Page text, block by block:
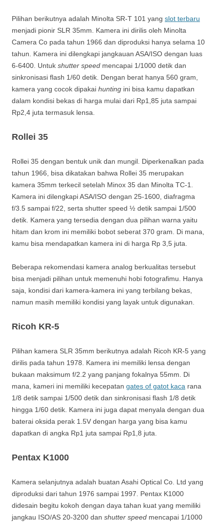
Pilihan berikutnya adalah Minolta SR-T 101 yang slot terbaru
menjadi pionir SLR 35mm. Kamera ini dirilis oleh Minolta
Camera Co pada tahun 1966 dan diproduksi hanya selama 10
tahun. Kamera ini dilengkapi jangkauan ASA/ISO dengan luas
6-6400. Untuk shutter speed mencapai 1/1000 detik dan
sinkronisasi flash 1/60 detik. Dengan berat hanya 560 gram,
kamera yang cocok dipakai hunting ini bisa kamu dapatkan
dalam kondisi bekas di harga mulai dari Rp1,85 juta sampai
Rp2,4 juta termasuk lensa.
Rollei 35
Rollei 35 dengan bentuk unik dan mungil. Diperkenalkan pada
tahun 1966, bisa dikatakan bahwa Rollei 35 merupakan
kamera 35mm terkecil setelah Minox 35 dan Minolta TC-1.
Kamera ini dilengkapi ASA/ISO dengan 25-1600, diafragma
f/3.5 sampai f/22, serta shutter speed ½ detik sampai 1/500
detik. Kamera yang tersedia dengan dua pilihan warna yaitu
hitam dan krom ini memiliki bobot seberat 370 gram. Di mana,
kamu bisa mendapatkan kamera ini di harga Rp 3,5 juta.
Beberapa rekomendasi kamera analog berkualitas tersebut
bisa menjadi pilihan untuk memenuhi hobi fotografimu. Hanya
saja, kondisi dari kamera-kamera ini yang terbilang bekas,
namun masih memiliki kondisi yang layak untuk digunakan.
Ricoh KR-5
Pilihan kamera SLR 35mm berikutnya adalah Ricoh KR-5 yang
dirilis pada tahun 1978. Kamera ini memiliki lensa dengan
bukaan maksimum f/2.2 yang panjang fokalnya 55mm. Di
mana, kameri ini memiliki kecepatan gates of gatot kaca rana
1/8 detik sampai 1/500 detik dan sinkronisasi flash 1/8 detik
hingga 1/60 detik. Kamera ini juga dapat menyala dengan dua
baterai oksida perak 1.5V dengan harga yang bisa kamu
dapatkan di angka Rp1 juta sampai Rp1,8 juta.
Pentax K1000
Kamera selanjutnya adalah buatan Asahi Optical Co. Ltd yang
diproduksi dari tahun 1976 sampai 1997. Pentax K1000
didesain begitu kokoh dengan daya tahan kuat yang memiliki
jangkau ISO/AS 20-3200 dan shutter speed mencapai 1/1000